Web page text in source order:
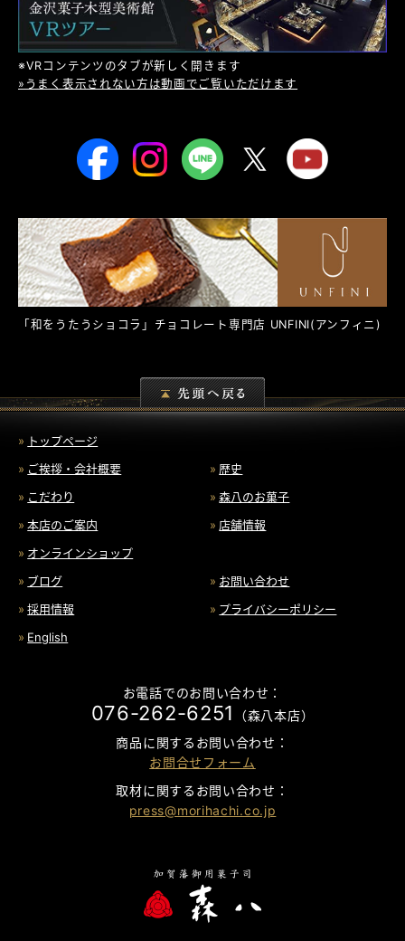
※VRコンテンツのタブが新しく開きます
»うまく表示されない方は動画でご覧いただけます
「和をうたうショコラ」チョコレート専門店 UNFINI(アンフィニ)
トップページ
ご挨拶・会社概要
歴史
こだわり
森八のお菓子
本店のご案内
店舗情報
オンラインショップ
ブログ
お問い合わせ
採用情報
プライバシーポリシー
English
お電話でのお問い合わせ：
076-262-6251
（森八本店）
商品に関するお問い合わせ：
お問合せフォーム
取材に関するお問い合わせ：
press@morihachi.co.jp